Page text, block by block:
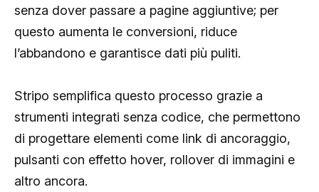
senza dover passare a pagine aggiuntive; per
questo aumenta le conversioni, riduce
l’abbandono e garantisce dati più puliti.
Stripo semplifica questo processo grazie a
strumenti integrati senza codice, che permettono
di progettare elementi come link di ancoraggio,
pulsanti con effetto hover, rollover di immagini e
altro ancora.